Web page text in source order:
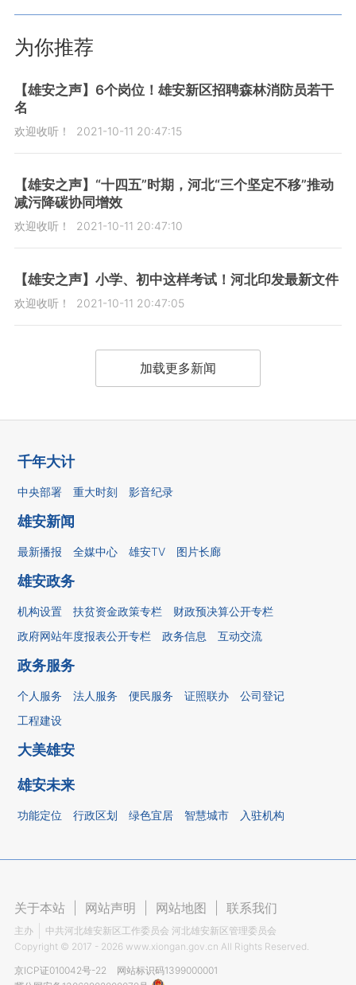
为你推荐
【雄安之声】6个岗位！雄安新区招聘森林消防员若干
名
欢迎收听！ 2021-10-11 20:47:15
【雄安之声】“十四五”时期，河北“三个坚定不移”推动
减污降碳协同增效
欢迎收听！ 2021-10-11 20:47:10
【雄安之声】小学、初中这样考试！河北印发最新文件
欢迎收听！ 2021-10-11 20:47:05
加载更多新闻
千年大计
中央部署 重大时刻 影音纪录
雄安新闻
最新播报 全媒中心 雄安TV 图片长廊
雄安政务
机构设置 扶贫资金政策专栏
财政预决算公开专栏
政府网站年度报表公开专栏
政务信息 互动交流
政务服务
个人服务 法人服务 便民服务 证照联办
公司登记
工程建设
大美雄安
雄安未来
功能定位 行政区划 绿色宜居 智慧城市 入驻机构
关于本站 网站声明 网站地图 联系我们
主办
中共河北雄安新区工作委员会 河北雄安新区管理委员会
Copyright © 2017 - 2026 www.xiongan.gov.cn All Rights Reserved.
京ICP证010042号-22
网站标识码1399000001